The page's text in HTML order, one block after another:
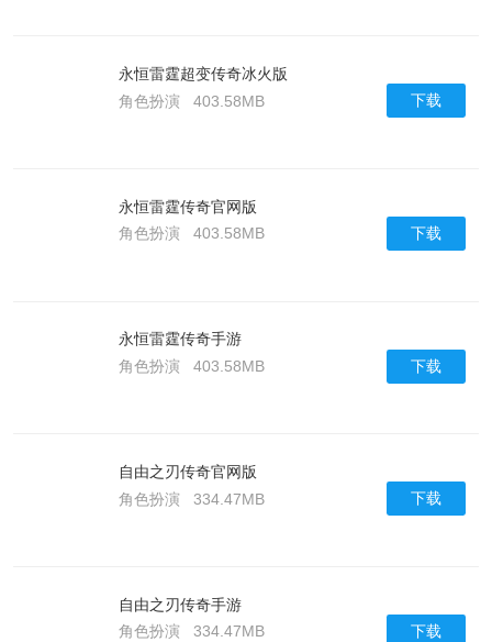
永恒雷霆超变传奇冰火版
角色扮演
403.58MB 下载
永恒雷霆传奇官网版
角色扮演
403.58MB 下载
永恒雷霆传奇手游
角色扮演
403.58MB 下载
自由之刃传奇官网版
角色扮演
334.47MB 下载
自由之刃传奇手游
角色扮演
334.47MB 下载